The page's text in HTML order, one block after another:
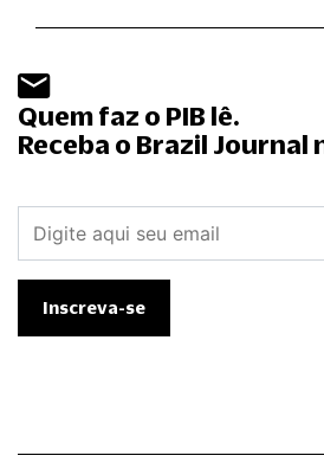
Quem faz o PIB lê.
Receba o Brazil Journal